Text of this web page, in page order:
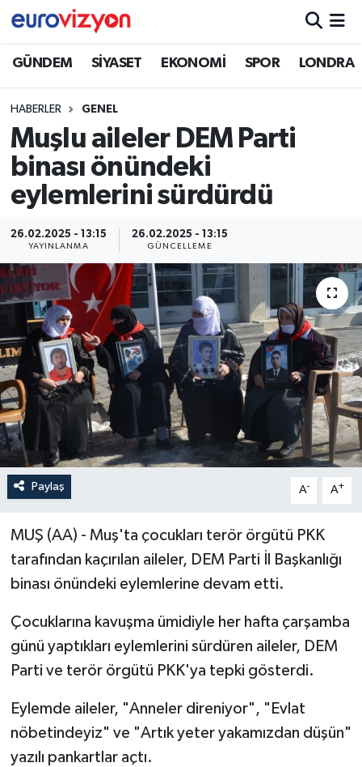
GÜNDEM SİYASET EKONOMİ SPOR LONDRA
HABERLER GENEL
Muşlu aileler DEM Parti
binası önündeki
eylemlerini sürdürdü
26.02.2025 - 13:15
YAYINLANMA
26.02.2025 - 13:15
GÜNCELLEME
Paylaş A- A+
MUŞ (AA) - Muş'ta çocukları terör örgütü PKK
tarafından kaçırılan aileler, DEM Parti İl Başkanlığı
binası önündeki eylemlerine devam etti.
Çocuklarına kavuşma ümidiyle her hafta çarşamba
günü yaptıkları eylemlerini sürdüren aileler, DEM
Parti ve terör örgütü PKK'ya tepki gösterdi.
Eylemde aileler, "Anneler direniyor", "Evlat
nöbetindeyiz" ve "Artık yeter yakamızdan düşün"
yazılı pankartlar açtı.